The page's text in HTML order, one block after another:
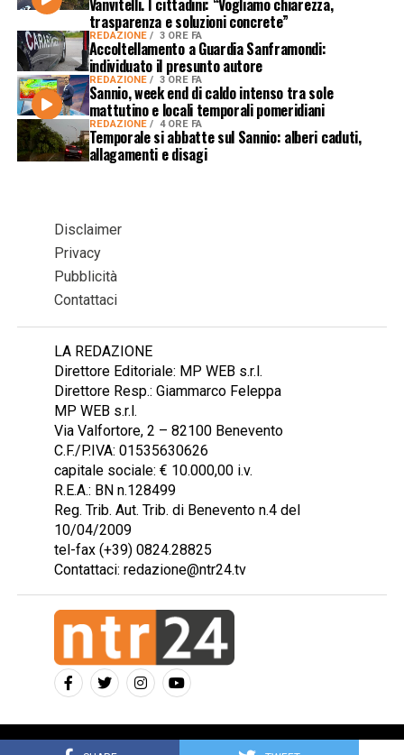
Vanvitelli. I cittadini: “Vogliamo chiarezza,
trasparenza e soluzioni concrete”
REDAZIONE 3 ORE FA
Accoltellamento a Guardia Sanframondi:
individuato il presunto autore
REDAZIONE 3 ORE FA
Sannio, week end di caldo intenso tra sole
mattutino e locali temporali pomeridiani
REDAZIONE 4 ORE FA
Temporale si abbatte sul Sannio: alberi caduti,
allagamenti e disagi
Disclaimer
Privacy
Pubblicità
Contattaci
LA REDAZIONE
Direttore Editoriale: MP WEB s.r.l.
Direttore Resp.: Giammarco Feleppa
MP WEB s.r.l.
Via Valfortore, 2 – 82100 Benevento
C.F./P.IVA: 01535630626
capitale sociale: € 10.000,00 i.v.
R.E.A.: BN n.128499
Reg. Trib. Aut. Trib. di Benevento n.4 del
10/04/2009
tel-fax (+39) 0824.28825
Contattaci: redazione@ntr24.tv
Copyright © 2023 Intelligentia S.r.l.